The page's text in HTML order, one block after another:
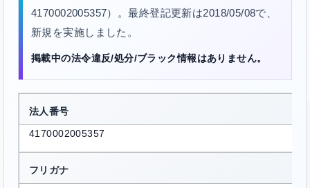
4170002005357）。最終登記更新は2018/05/08で、
新規を実施しました。
掲載中の法令違反/処分/ブラック情報はありません。
法人番号
4170002005357
フリガナ